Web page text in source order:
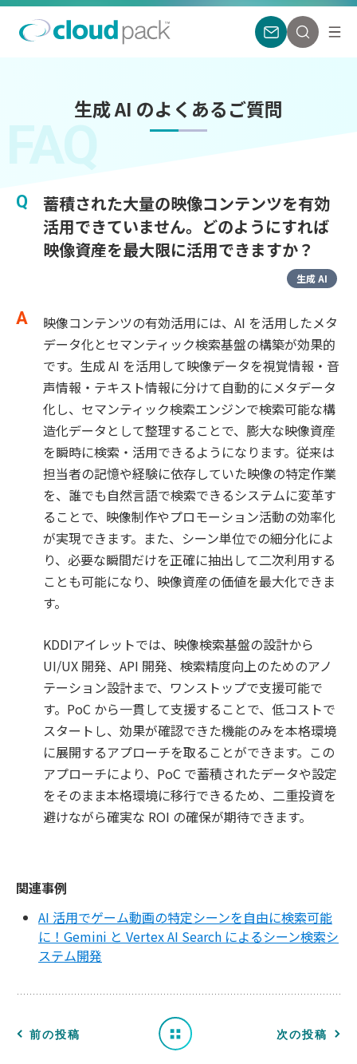
生成 AI のよくあるご質問
FAQ
蓄積された大量の映像コンテンツを有効
活用できていません。どのようにすれば
映像資産を最大限に活用できますか？
生成 AI
映像コンテンツの有効活用には、AI を活用したメタ
データ化とセマンティック検索基盤の構築が効果的
です。生成 AI を活用して映像データを視覚情報・音
声情報・テキスト情報に分けて自動的にメタデータ
化し、セマンティック検索エンジンで検索可能な構
造化データとして整理することで、膨大な映像資産
を瞬時に検索・活用できるようになります。従来は
担当者の記憶や経験に依存していた映像の特定作業
を、誰でも自然言語で検索できるシステムに変革す
ることで、映像制作やプロモーション活動の効率化
が実現できます。また、シーン単位での細分化によ
り、必要な瞬間だけを正確に抽出して二次利用する
ことも可能になり、映像資産の価値を最大化できま
す。
KDDIアイレットでは、映像検索基盤の設計から
UI/UX 開発、API 開発、検索精度向上のためのアノ
テーション設計まで、ワンストップで支援可能で
す。PoC から一貫して支援することで、低コストで
スタートし、効果が確認できた機能のみを本格環境
に展開するアプローチを取ることができます。この
アプローチにより、PoC で蓄積されたデータや設定
をそのまま本格環境に移行できるため、二重投資を
避けながら確実な ROI の確保が期待できます。
関連事例
AI 活用でゲーム動画の特定シーンを自由に検索可能
に！Gemini と Vertex AI Search によるシーン検索シ
ステム開発
前の投稿
覧
へ 次の投稿